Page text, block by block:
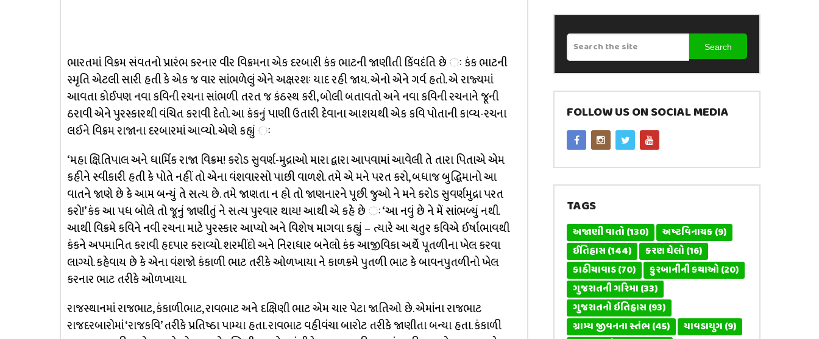
ભારતમાં વિક્રમ સંવતનો પ્રારંભ કરનાર વીર વિક્રમના એક દરબારી કંક ભાટની જાણીતી કિંવદંતિ છે ઃ કંક ભાટની
સ્મૃતિ એટલી સારી હતી કે એક જ વાર સાંભળેલું એને અક્ષરશઃ યાદ રહી જાય. એનો એને ગર્વ હતો. એ રાજ્યમાં
આવતા કોઈપણ નવા કવિની રચના સાંભળી તરત જ કંઠસ્થ કરી, બોલી બતાવતો અને નવા કવિની રચનાને જૂની
ઠરાવી એને પુરસ્કારથી વંચિત કરાવી દેતો. આ કંકનું પાણી ઉતારી દેવાના આશયથી એક કવિ પોતાની કાવ્ય-રચના
લઈને વિક્રમ રાજાના દરબારમાં આવ્યો. એણે કહ્યું ઃ
‘મહા ક્ષિતિપાલ અને ધાર્મિક રાજા વિક્રમ! કરોડ સુવર્ણ-મુદ્રાઓ મારા દ્વારા આપવામાં આવેલી તે તારા પિતાએ એમ
કહીને સ્વીકારી હતી કે પોતે નહીં તો એના વંશવારસો પાછી વાળશે. તમે એ મને પરત કરો, બધાજ બુદ્ધિમાનો આ
વાતને જાણે છે કે આમ બન્યું તે સત્ય છે. તમે જાણતા ન હો તો જાણનારને પૂછી જુઓ ને મને કરોડ સુવર્ણમુદ્રા પરત
કરો!’ કંક આ પધ બોલે તો જૂનું જાણીતું ને સત્ય પુરવાર થાય! આથી એ કહે છે ઃ ‘આ નવું છે ને મેં સાંભળ્યું નથી.
આથી વિક્રમે કવિને નવી રચના માટે પુરસ્કાર આપ્યો અને વિશેષ માગવા કહ્યું – ત્યારે આ ચતુર કવિએ ઈર્ષાભાવથી
કંકને અપમાનિત કરાવી હદપાર કરાવ્યો. શરમીંદો અને નિરાધાર બનેલો કંક આજીવિકા અર્થે પૂતળીના ખેલ કરવા
લાગ્યો. કહેવાય છે કે એના વંશજો કંકાળી ભાટ તરીકે ઓળખાયા ને કાળક્રમે પુતળી ભાટ કે બાવનપુતળીનો ખેલ
કરનાર ભાટ તરીકે ઓળખાયા.
રાજસ્થાનમાં રાજભાટ, કંકાળીભાટ, રાવભાટ અને દક્ષિણી ભાટ એમ ચાર પેટા જાતિઓ છે. એમાંના રાજભાટ
રાજદરબારોમાં ‘રાજકવિ’ તરીકે પ્રતિષ્ઠા પામ્યા હતા. રાવભાટ વહીવંચા બારોટ તરીકે જાણીતા બન્યા હતા. કંકાળી
Search
FOLLOW US ON SOCIAL MEDIA
TAGS
અજાણી વાતો(130) અષ્ટવિનાયક(9)
ઈતિહાસ(144) કરણ ઘેલો(16)
કાઠીયાવાડ(70) કુરબાનીની કથાઓ(20)
ગુજરાતની ગરિમા(33)
ગુજરાતનો ઇતિહાસ(93)
ગ્રામ્ય જીવનના સ્તંભ(45) ચાવડાયુગ(9)